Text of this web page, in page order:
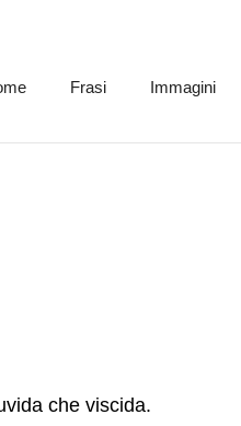
Frasi Immagini
che viscida.